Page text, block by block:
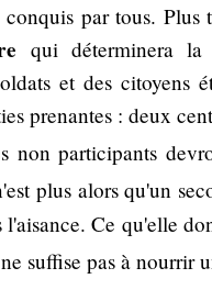
par tous. Plus
qui déterminera
et des citoyens
prenantes : deux
non participants
plus alors qu'un
l'aisance. Ce qu'elle
suffise pas à nourrir